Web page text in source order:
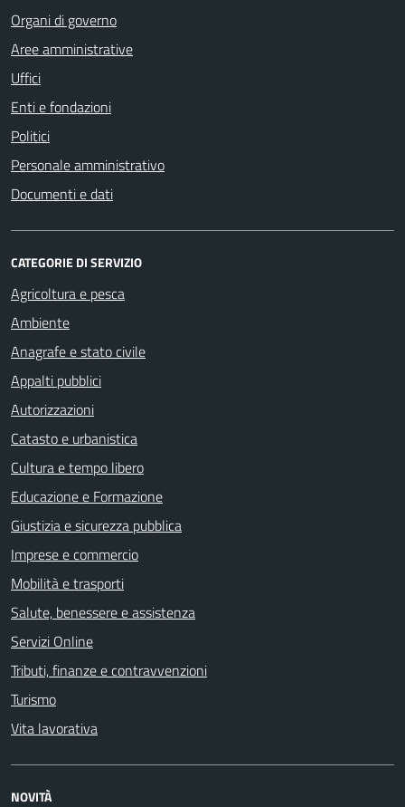
Organi di governo
Aree amministrative
Uffici
Enti e fondazioni
Politici
Personale amministrativo
Documenti e dati
CATEGORIE DI SERVIZIO
Agricoltura e pesca
Ambiente
Anagrafe e stato civile
Appalti pubblici
Autorizzazioni
Catasto e urbanistica
Cultura e tempo libero
Educazione e Formazione
Giustizia e sicurezza pubblica
Imprese e commercio
Mobilità e trasporti
Salute, benessere e assistenza
Servizi Online
Tributi, finanze e contravvenzioni
Turismo
Vita lavorativa
NOVITÀ